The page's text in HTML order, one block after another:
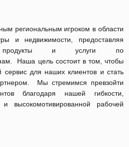
региональным игроком в области
и недвижимости, предоставляя
продукты и услуги по
Наша цель состоит в том, чтобы
сервис для наших клиентов и стать
Мы стремимся превзойти
благодаря нашей гибкости,
и высокомотивированной рабочей